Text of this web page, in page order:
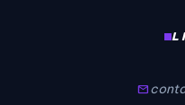
mail